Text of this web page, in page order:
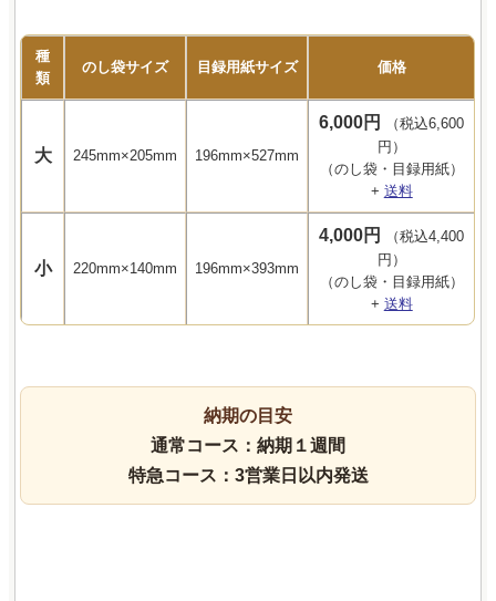
種
類
のし袋サイズ 目録用紙サイズ 価格
大 245mm×205mm 196mm×527mm
6,000円
（税込6,600
円）
（のし袋・目録用紙）
+ 送料
小 220mm×140mm 196mm×393mm
4,000円
（税込4,400
円）
（のし袋・目録用紙）
+ 送料
納期の目安
通常コース：納期１週間
特急コース：3営業日以内発送